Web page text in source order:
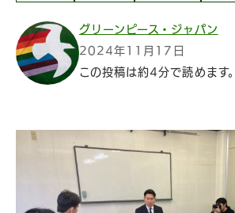
グリーンピース・ジャパン
2024年11月17日
この投稿は約4分で読めます。